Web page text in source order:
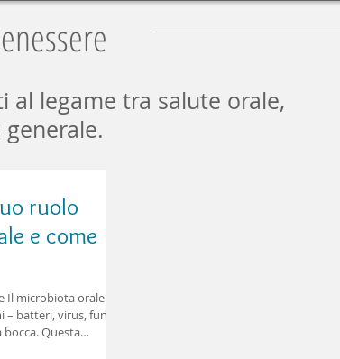
al legame tra salute orale,
ruolo
e come
microbiota orale è
batteri, virus, funghi
Questa